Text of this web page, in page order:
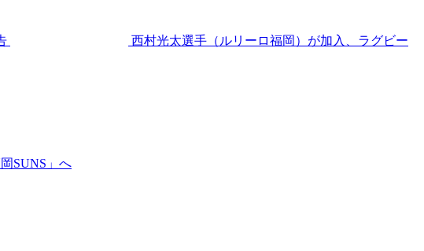
西村光太選手（ルリーロ福岡）が加入、ラグビー
SUNS」へ